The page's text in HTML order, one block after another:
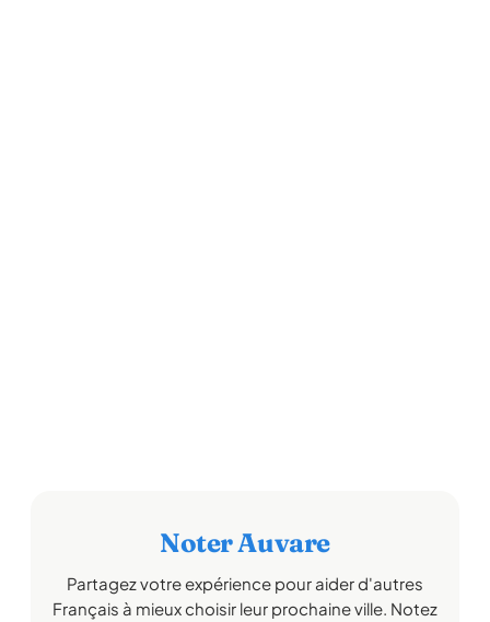
Noter Auvare
Partagez votre expérience pour aider d'autres
Français à mieux choisir leur prochaine ville. Notez